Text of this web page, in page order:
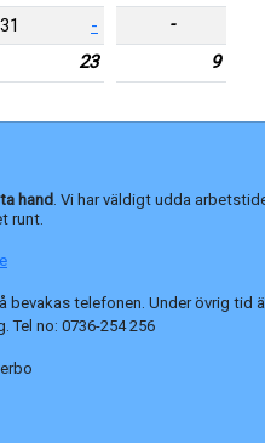
31
-
23
-
9
hand. Vi har väldigt udda
runt.
bevakas telefonen. Under övrig tid
Tel no: 0736-254 256